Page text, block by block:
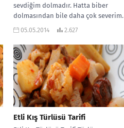
sevdiğim dolmadır. Hatta biber
dolmasından bile daha çok severim.
Bu yüzden yemek...
05.05.2014 2.627
Etli Kış Türlüsü Tarifi